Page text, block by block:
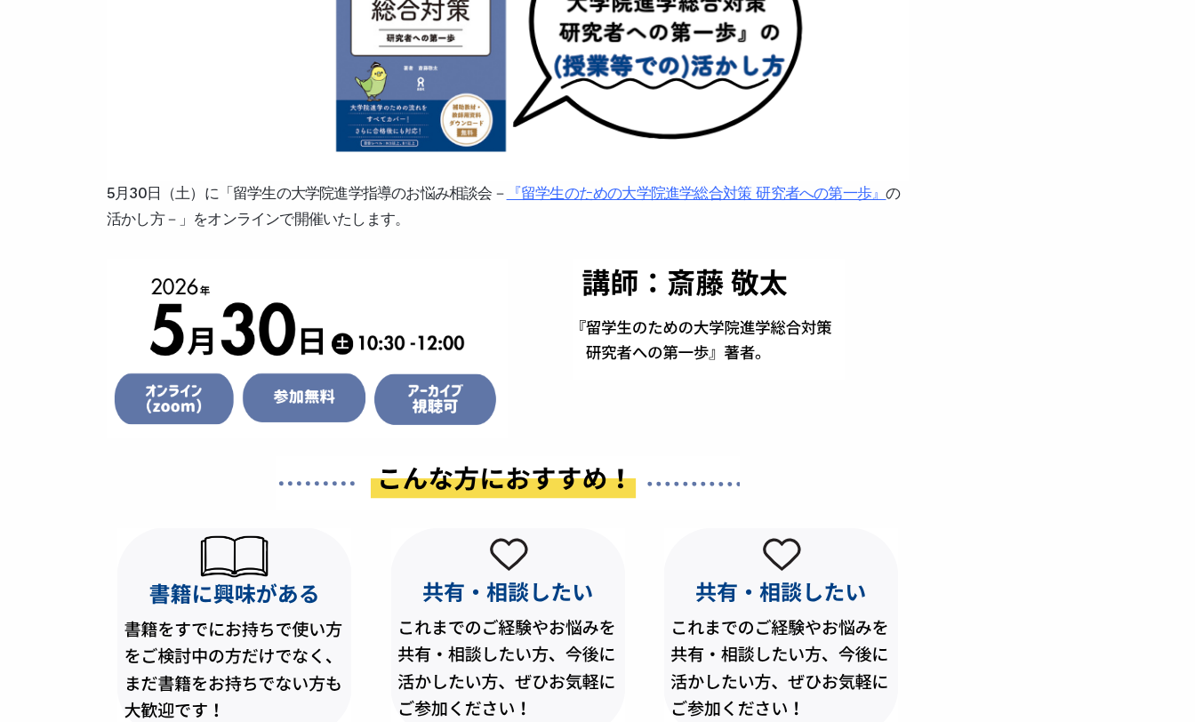
5月30日（土）に「留学生の大学院進学指導のお悩み相談会－ 『留学生のための大学院進学総合対策 研究者への第一歩』の
活かし方－」をオンラインで開催いたします。